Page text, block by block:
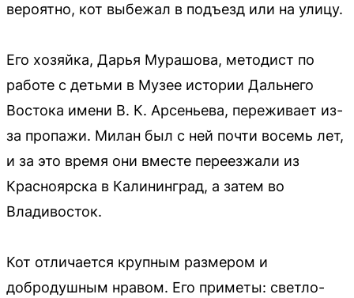
вероятно, кот выбежал в подъезд или на улицу.
Его хозяйка, Дарья Мурашова, методист по
работе с детьми в Музее истории Дальнего
Востока имени В. К. Арсеньева, переживает из-
за пропажи. Милан был с ней почти восемь лет,
и за это время они вместе переезжали из
Красноярска в Калининград, а затем во
Владивосток.
Кот отличается крупным размером и
добродушным нравом. Его приметы: светло-